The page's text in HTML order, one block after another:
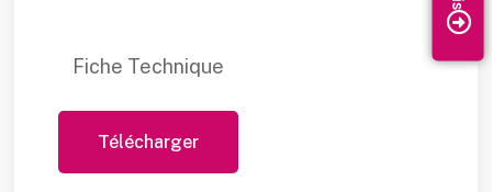
Fiche Technique
Télécharger